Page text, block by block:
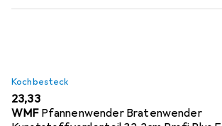
Kochbesteck
EUR
23,33
WMF Pfannenwender Bratenwender